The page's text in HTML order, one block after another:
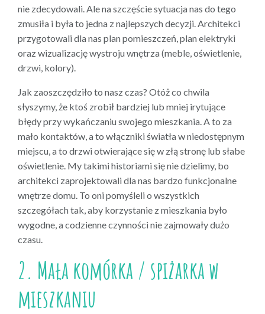
nie zdecydowali. Ale na szczęście sytuacja nas do tego
zmusiła i była to jedna z najlepszych decyzji. Architekci
przygotowali dla nas plan pomieszczeń, plan elektryki
oraz wizualizację wystroju wnętrza (meble, oświetlenie,
drzwi, kolory).
Jak zaoszczędziło to nasz czas? Otóż co chwila
słyszymy, że ktoś zrobił bardziej lub mniej irytujące
błędy przy wykańczaniu swojego mieszkania. A to za
mało kontaktów, a to włączniki światła w niedostępnym
miejscu, a to drzwi otwierające się w złą stronę lub słabe
oświetlenie. My takimi historiami się nie dzielimy, bo
architekci zaprojektowali dla nas bardzo funkcjonalne
wnętrze domu. To oni pomyśleli o wszystkich
szczegółach tak, aby korzystanie z mieszkania było
wygodne, a codzienne czynności nie zajmowały dużo
czasu.
2. Mała komórka / spiżarka w
mieszkaniu